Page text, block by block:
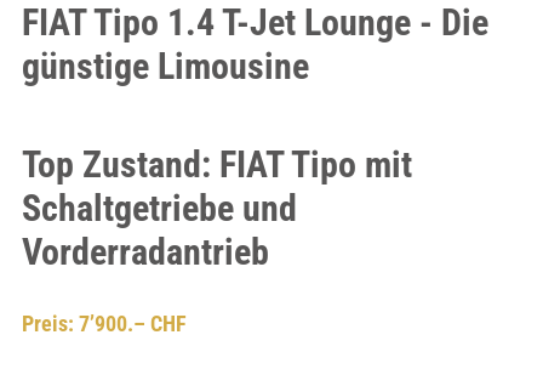
FIAT Tipo 1.4 T-Jet Lounge - Die
günstige Limousine
Top Zustand: FIAT Tipo mit
Schaltgetriebe und
Vorderradantrieb
Preis: 7’900.– CHF